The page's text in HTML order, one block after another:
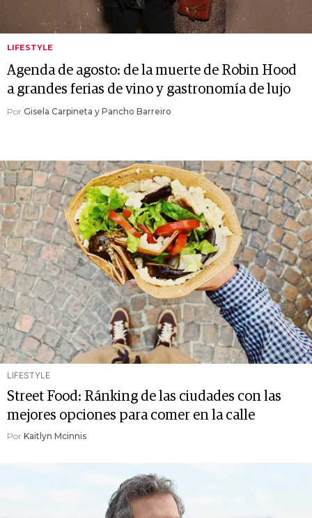
LIFESTYLE
Agenda de agosto: de la muerte de Robin Hood
a grandes ferias de vino y gastronomía de lujo
Por Gisela Carpineta y Pancho Barreiro
LIFESTYLE
Street Food: Ránking de las ciudades con las
mejores opciones para comer en la calle
Por Kaitlyn Mcinnis